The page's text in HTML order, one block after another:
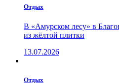
Отдых
В «Амурском лесу» в
из жёлтой плитки
13.07.2026
Отдых